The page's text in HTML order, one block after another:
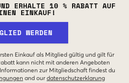
ERHALTE 10 % RABATT AUF
EINKAUF!
WERDEN
Einkauf als Mitglied gültig und gilt für
kann nicht mit anderen Angeboten
zur Mitgliedschaft findest du
and our datenschutzerklarung